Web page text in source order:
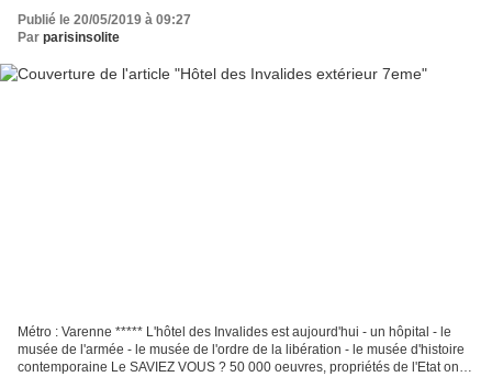
Publié le 20/05/2019 à 09:27
Par parisinsolite
Métro : Varenne ***** L'hôtel des Invalides est aujourd'hui - un hôpital - le
musée de l'armée - le musée de l'ordre de la libération - le musée d'histoire
contemporaine Le SAVIEZ VOUS ? 50 000 oeuvres, propriétés de l'Etat ont